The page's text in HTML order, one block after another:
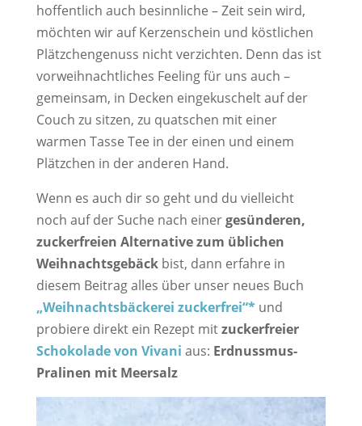
hoffentlich auch besinnliche – Zeit sein wird,
möchten wir auf Kerzenschein und köstlichen
Plätzchengenuss nicht verzichten. Denn das ist
vorweihnachtliches Feeling für uns auch –
gemeinsam, in Decken eingekuschelt auf der
Couch zu sitzen, zu quatschen mit einer
warmen Tasse Tee in der einen und einem
Plätzchen in der anderen Hand.
Wenn es auch dir so geht und du vielleicht
noch auf der Suche nach einergesünderen,
zuckerfreien Alternative zum üblichen
Weihnachtsgebäckbist, dann erfahre in
diesem Beitrag alles über unser neues Buch
„Weihnachtsbäckerei zuckerfrei“*und
probiere direkt ein Rezept mitzuckerfreier
Schokolade von Vivani aus: Erdnussmus-
Pralinen mit Meersalz